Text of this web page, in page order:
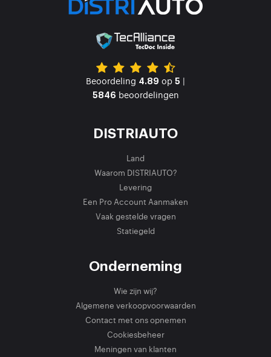
Beoordeling 4.89 op 5 |
5846 beoordelingen
DISTRIAUTO
Land
Waarom DISTRIAUTO?
Levering
Een Pro Account Aanmaken
Vaak gestelde vragen
Statiegeld
Onderneming
Wie zijn wij?
Algemene verkoopvoorwaarden
Contact met ons opnemen
Cookiesbeheer
Meningen van klanten